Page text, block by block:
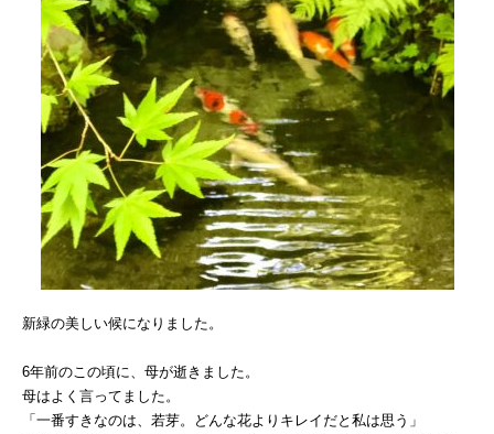
新緑の美しい候になりました。
6年前のこの頃に、母が逝きました。
母はよく言ってました。
「一番すきなのは、若芽。どんな花よりキレイだと私は思う」